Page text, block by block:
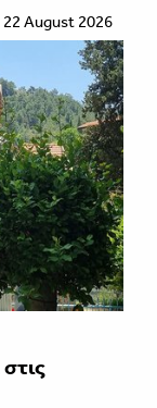
22 August 2026